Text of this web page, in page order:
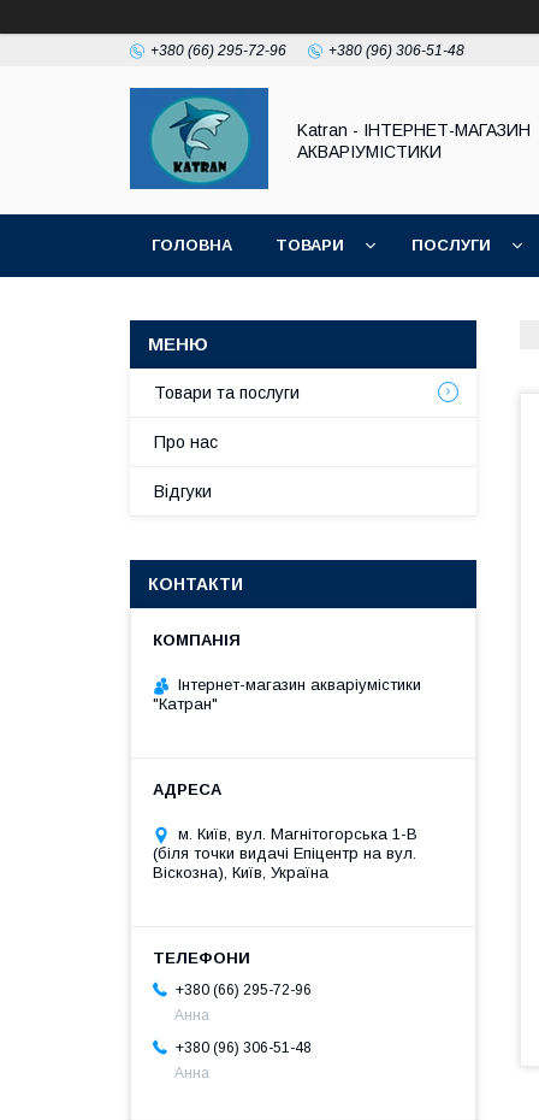
+380 (66) 295-72-96 +380 (96) 306-51-48
Katran - ІНТЕРНЕТ-МАГАЗИН
АКВАРІУМІСТИКИ
ГОЛОВНА ТОВАРИ ПОСЛУГИ
Товари та послуги
Про нас
Відгуки
КОНТАКТИ
Інтернет-магазин акваріумістики
"Катран"
м. Київ, вул. Магнітогорська 1-В
(біля точки видачі Епіцентр на вул.
Віскозна), Київ, Україна
+380 (66) 295-72-96
Анна
+380 (96) 306-51-48
Анна